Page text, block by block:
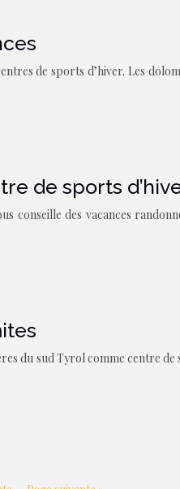
de sports d’hiver. Les
de sports
des vacances
du sud Tyrol comme centre